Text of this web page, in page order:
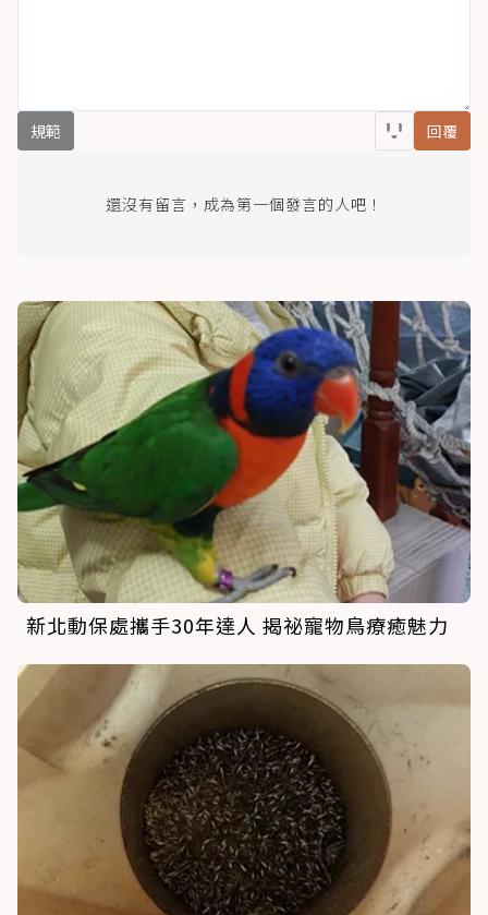
規範 回覆
還沒有留言，成為第一個發言的人吧！
新北動保處攜手30年達人 揭祕寵物鳥療癒魅力